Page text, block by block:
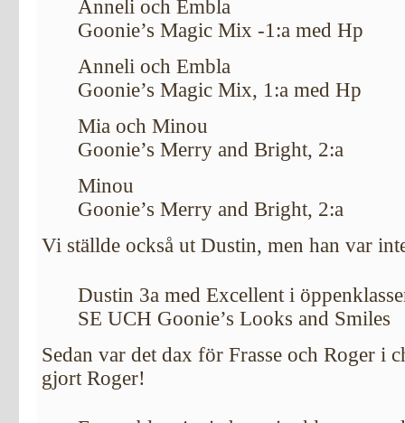
Anneli och Embla
Goonie’s Magic Mix -1:a med Hp
Anneli och Embla
Goonie’s Magic Mix, 1:a med Hp
Mia och Minou
Goonie’s Merry and Bright, 2:a
Minou
Goonie’s Merry and Bright, 2:a
Vi ställde också ut Dustin, men han var
Dustin 3a med Excellent i
SE UCH Goonie’s Looks and Smiles
Sedan var det dax för Frasse och Roger i
gjort Roger!